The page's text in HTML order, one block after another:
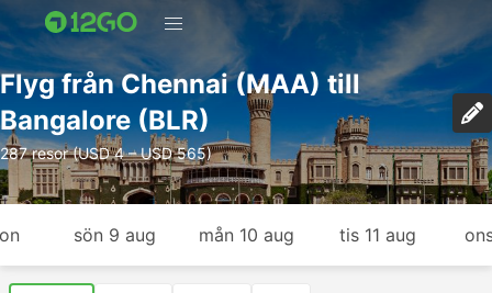
Flyg från Chennai (MAA) till
Bangalore (BLR)
287 resor (USD 4 – USD 565)
sön 9 aug mån 10 aug tis 11 aug